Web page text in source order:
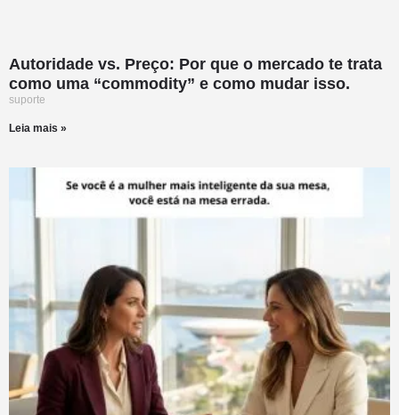
Autoridade vs. Preço: Por que o mercado te trata
como uma “commodity” e como mudar isso.
suporte
Leia mais »